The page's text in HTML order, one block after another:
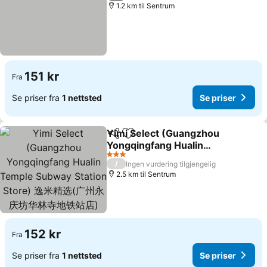
1.2 km til Sentrum
Fra 151 kr
Se priser fra 1 nettsted Se priser
Del Legg til i favoritter
Yimi Select (Guangzhou
Yongqingfang Hualin
Temple Subway Station
Store) 逸米精选(广州永庆
坊华林寺地铁站店)
3 Stjerner
/
Ingen vurdering tilgjengelig
2.5 km til Sentrum
Fra 152 kr
Se priser fra 1 nettsted Se priser